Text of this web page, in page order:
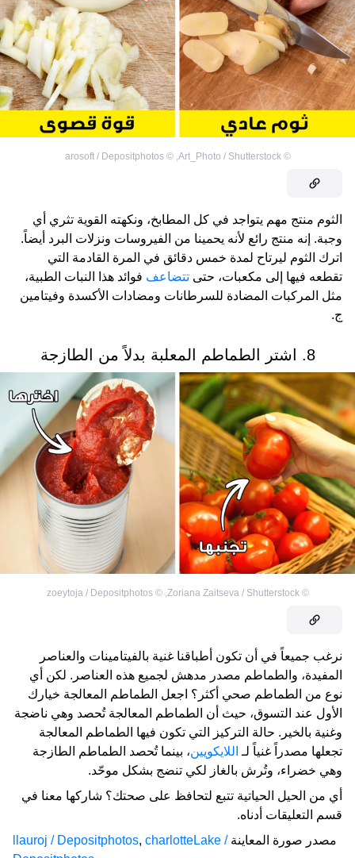
©
Art_Photo / Shutterstock
,
©
arosoft / Depositphotos
الثوم منتج مهم يتواجد في كل المطابخ، ونكهته القوية تثري أي
وجبة. إنه منتج رائع لأنه يحمينا من الفيروسات ونزلات البرد أيضاً.
اترك الثوم ليرتاح لمدة خمس دقائق في المرة القادمة التي
تقطعه فيها إلى مكعبات، حتى تتضاعف فوائد هذا النبات الطبية،
مثل المركبات المضادة للسرطانات ومضادات الأكسدة وفيتامين
ج.
8. اشتر الطماطم المعلبة بدلاً من الطازجة
©
Zoriana Zaitseva / Shutterstock
,
©
zoeytoja / Depositphotos
نرغب جميعاً في أن تكون أطباقنا غنية بالفيتامينات والعناصر
المفيدة، والطماطم مصدر مدهش لجميع هذه العناصر. لكن أي
نوع من الطماطم صحي أكثر؟ اجعل الطماطم المعالجة خيارك
الأول عند التسوق، حيث أن الطماطم المعالجة تُحصد وهي ناضجة
وغنية بالخير. حالة التركيز التي تكون فيها الطماطم المعالجة
تجعلها مصدراً غنياً لـ اللايكويين، بينما تُحصد الطماطم الطازجة
وهي خضراء، وتُرش بالغاز لكي تنضج بشكل موحّد.
أي من الحيل الحياتية تتبع لتحافظ على صحتك؟ شاركها معنا في
قسم التعليقات أدناه.
مصدر صورة المعاينة
llauroj / Depositphotos, charlotteLake /